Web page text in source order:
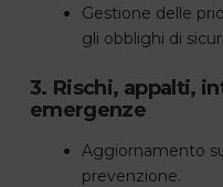
Gestione delle
gli obblighi di
3. Rischi, appalti,
emergenze
Aggiornamento
prevenzione.